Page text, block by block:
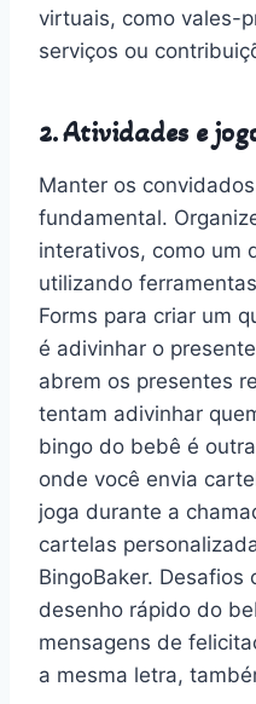
virtuais, como vales-
serviços ou
2. Atividades e
Manter os
fundamental.
interativos, como um
utilizando
Forms para criar um
é adivinhar o
abrem os presentes
tentam adivinhar
bingo do bebê é
onde você envia
joga durante a
cartelas
BingoBaker. Desafios
desenho rápido do
mensagens de
a mesma letra,